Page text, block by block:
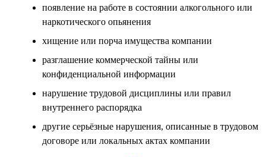
появление на работе в состоянии алкогольного или
наркотического опьянения
хищение или порча имущества компании
разглашение коммерческой тайны или
конфиденциальной информации
нарушение трудовой дисциплины или правил
внутреннего распорядка
другие серьёзные нарушения, описанные в трудовом
договоре или локальных актах компании